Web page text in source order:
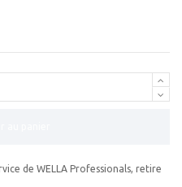
de WELLA Professionals, retire